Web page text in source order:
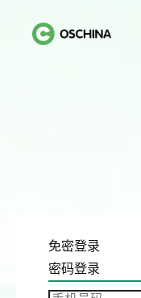
免密登录
密码登录